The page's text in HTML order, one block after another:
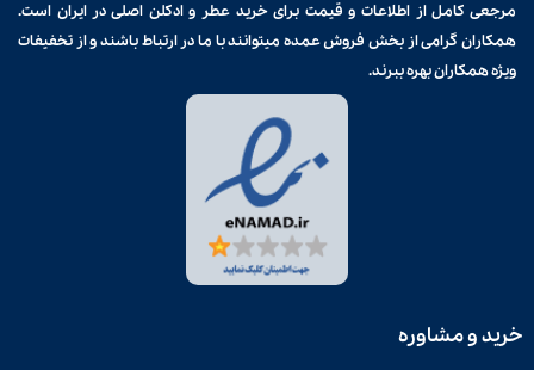
مرجعی کامل از اطلاعات و قیمت برایخرید عطر و ادکلن اصلی در ایران است.
همکاران گرامی از بخش فروش عمده میتوانند با ما در ارتباط باشند و از تخفیفات
ویژه همکاران بهره ببرند.
خرید و مشاوره